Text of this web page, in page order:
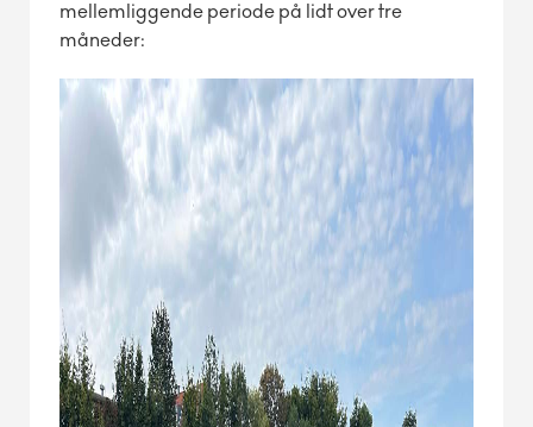
mellemliggende periode på lidt over tre
måneder: